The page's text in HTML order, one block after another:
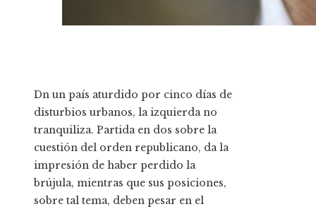
Dn un país aturdido por cinco días de
disturbios urbanos, la izquierda no
tranquiliza. Partida en dos sobre la
cuestión del orden republicano, da la
impresión de haber perdido la
brújula, mientras que sus posiciones,
sobre tal tema, deben pesar en el